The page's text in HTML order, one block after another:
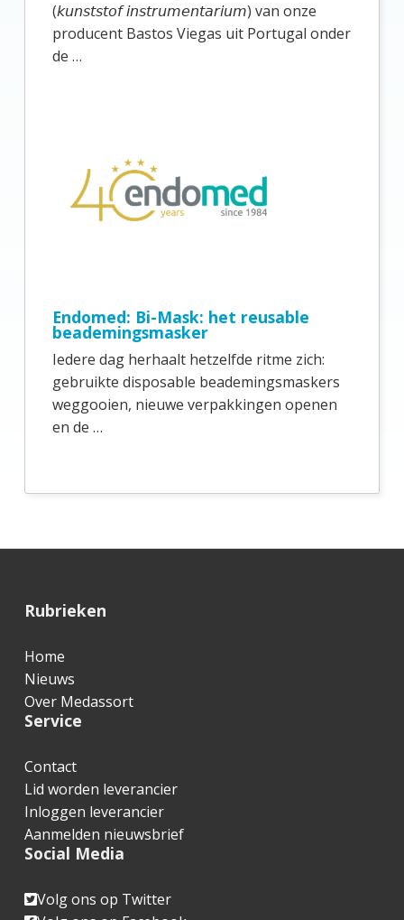
(𝘬𝘶𝘯𝘴𝘵𝘴𝘵𝘰𝘧 𝘪𝘯𝘴𝘵𝘳𝘶𝘮𝘦𝘯𝘵𝘢𝘳𝘪𝘶𝘮) van onze
producent Bastos Viegas uit Portugal onder
de …
Endomed: Bi-Mask: het reusable
beademingsmasker
Iedere dag herhaalt hetzelfde ritme zich:
gebruikte disposable beademingsmaskers
weggooien, nieuwe verpakkingen openen
en de …
Rubrieken
Home
Nieuws
Over Medassort
Service
Contact
Lid worden leverancier
Inloggen leverancier
Aanmelden nieuwsbrief
Social Media
Volg ons op Twitter